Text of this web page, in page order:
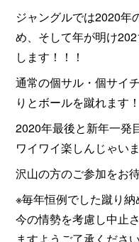
ジャングルでは2020年
め、そして年が明け
します！！！
通常の個サル・個サイ
りとボールを蹴れます！
2020年最後と新年一発
ワイワイ楽しんじゃい
沢山の方のご参加をお
※毎年恒例でした蹴り
今の情勢を考慮し中止